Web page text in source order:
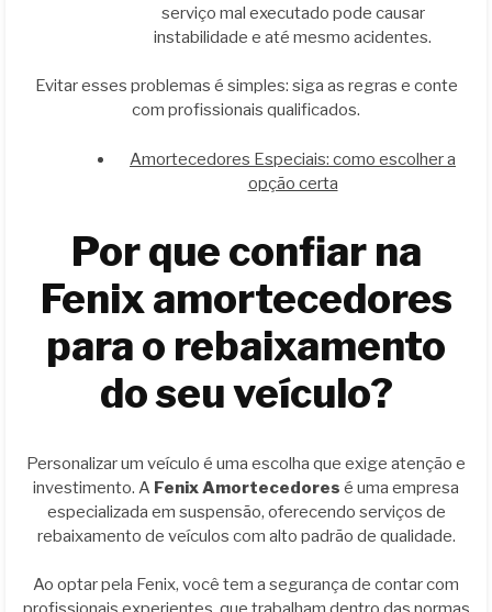
serviço mal executado pode causar
instabilidade e até mesmo acidentes.
Evitar esses problemas é simples: siga as regras e conte
com profissionais qualificados.
Amortecedores Especiais: como escolher a
opção certa
Por que confiar na
Fenix amortecedores
para o rebaixamento
do seu veículo?
Personalizar um veículo é uma escolha que exige atenção e
investimento. A Fenix Amortecedores é uma empresa
especializada em suspensão, oferecendo serviços de
rebaixamento de veículos com alto padrão de qualidade.
Ao optar pela Fenix, você tem a segurança de contar com